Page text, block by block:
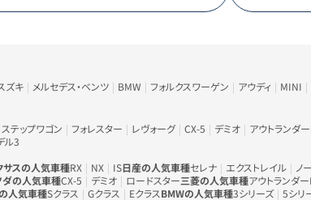
ズキ メルセデス・ベンツ BMW フォルクスワーゲン アウディ MINI
ステップワゴン フォレスター レヴォーグ CX-5 デミオ アウトランダ
ル3
サスの人気車種RX NX IS日産の人気車種セレナ エクストレイル ノ
ダの人気車種CX-5 デミオ ロードスター三菱の人気車種アウトランダ
人気車種Sクラス Gクラス EクラスBMWの人気車種3シリーズ 5シリ